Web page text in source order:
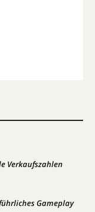
Verkaufszahlen
Gameplay